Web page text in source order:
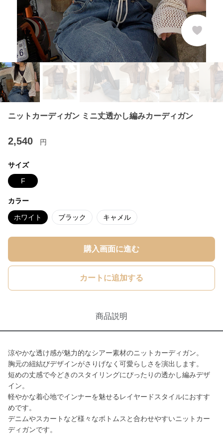
ニットカーディガン ミニ丈透かし編みカーディガン
2,540 円
サイズ
F
カラー
ホワイト ブラック キャメル
購入画面に進む
カートに追加する
商品説明
涼やかな透け感が魅力的なシアー素材のニットカーディガン。
胸元の紐結びデザインがさりげなく可愛らしさを演出します。
短めの丈感で今どきのスタイリングにぴったりの透かし編みデザ
イン。
軽やかな着心地でインナーを魅せるレイヤードスタイルにおすす
めです。
デニムやスカートなど様々なボトムスと合わせやすいニットカー
ディガンです。